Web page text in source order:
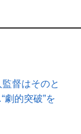
督はそのと
的突破”を